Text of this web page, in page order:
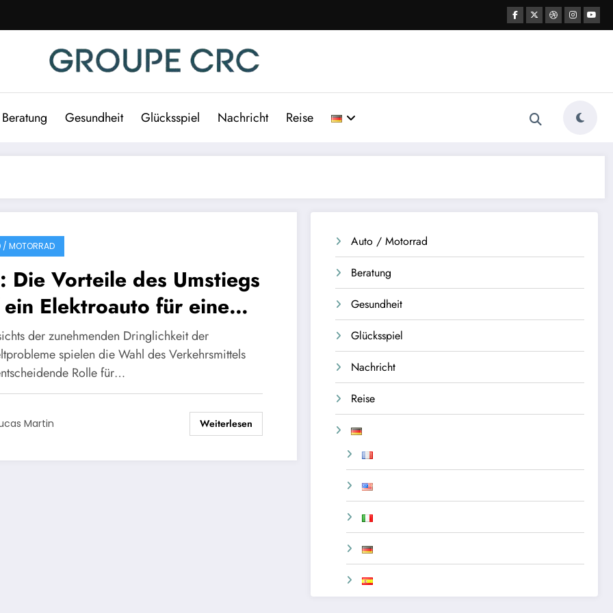
Beratung Gesundheit Glücksspiel Nachricht Reise
/ MOTORRAD
Die Vorteile des Umstiegs
Elektroauto für eine
Zukunft
der zunehmenden Dringlichkeit der
spielen die Wahl des Verkehrsmittels
Rolle für…
Martin Weiterlesen
Auto / Motorrad
Beratung
Gesundheit
Glücksspiel
Nachricht
Reise